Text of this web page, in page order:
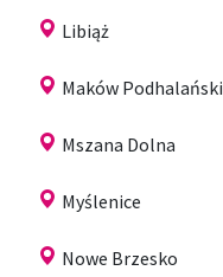
Libiąż
Maków Podhalański
Mszana Dolna
Myślenice
Nowe Brzesko